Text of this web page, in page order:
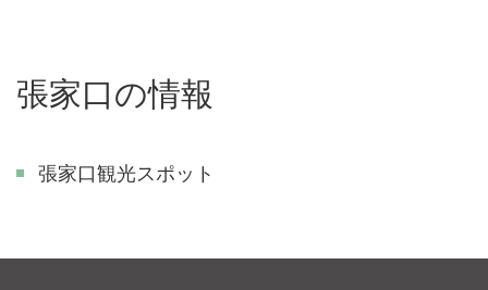
張家口の情報
張家口観光スポット